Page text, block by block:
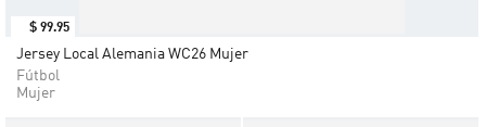
$ 99.95
Jersey Local Alemania WC26 Mujer
Fútbol
Mujer